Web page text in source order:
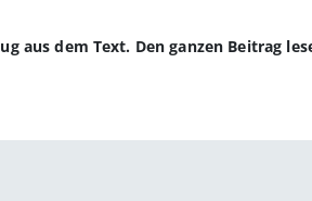
aus dem Text. Den ganzen Beitrag